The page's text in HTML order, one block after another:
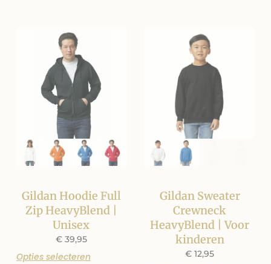
Gildan Hoodie Full
Zip HeavyBlend |
Unisex
€39,95
Opties selecteren
Gildan Sweater
Crewneck
HeavyBlend | Voor
kinderen
€ 12,95